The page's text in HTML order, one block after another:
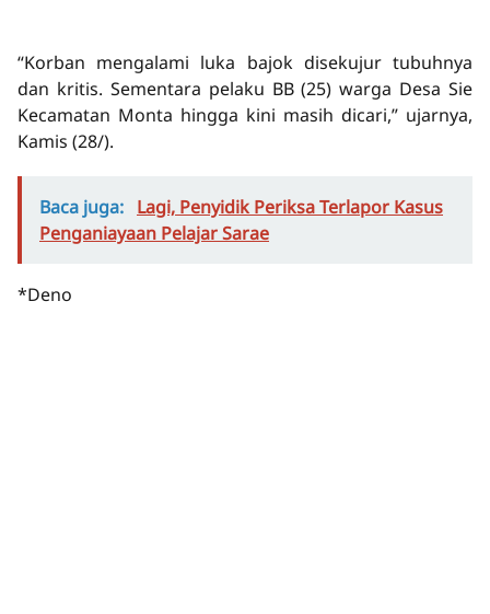
“Korban mengalami luka bajok disekujur tubuhnya
dan kritis. Sementara pelaku BB (25) warga Desa Sie
Kecamatan Monta hingga kini masih dicari,” ujarnya,
Kamis (28/).
Baca juga: Lagi, Penyidik Periksa Terlapor Kasus
Penganiayaan Pelajar Sarae
*Deno